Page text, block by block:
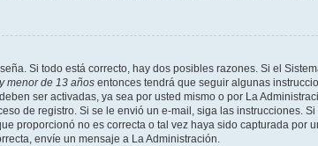
Si todo está correcto, hay dos posibles razones. Si el
menor de 13 años entonces tendrá que seguir algunas
ser activadas, ya sea por usted mismo o por La
de registro. Si se le envió un e-mail, siga las instrucciones. Si
proporcionó no es correcta o tal vez haya sido capturada por
envíe un mensaje a La Administración.